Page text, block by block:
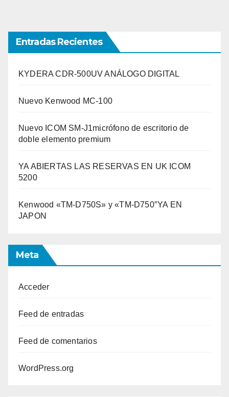
Entradas Recientes
KYDERA CDR-500UV ANÁLOGO DIGITAL
Nuevo Kenwood MC-100
Nuevo ICOM SM-J1micrófono de escritorio de
doble elemento premium
YA ABIERTAS LAS RESERVAS EN UK ICOM
5200
Kenwood «TM-D750S» y «TM-D750″YA EN
JAPON
Meta
Acceder
Feed de entradas
Feed de comentarios
WordPress.org